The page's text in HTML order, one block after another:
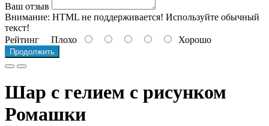
Ваш отзыв
Внимание: HTML не поддерживается! Используйте обычный
текст!
Рейтинг Плохо Хорошо
Продолжить
Шар с гелием с рисунком
Ромашки